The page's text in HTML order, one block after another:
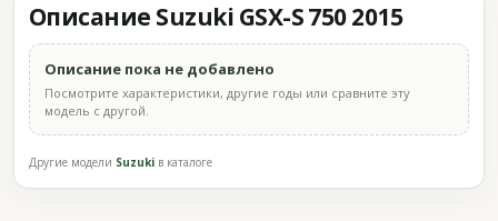
Описание Suzuki GSX-S 750 2015
Описание пока не добавлено
Посмотрите характеристики, другие годы или сравните эту
модель с другой.
Другие модели Suzuki в каталоге